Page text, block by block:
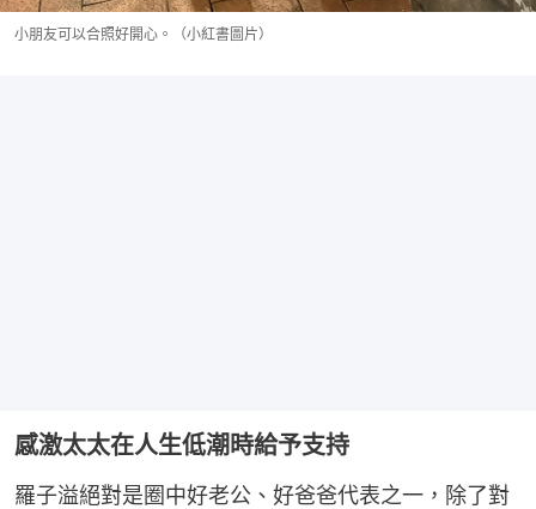
小朋友可以合照好開心。（小紅書圖片）
感激太太在人生低潮時給予支持
羅子溢絕對是圈中好老公、好爸爸代表之一，除了對